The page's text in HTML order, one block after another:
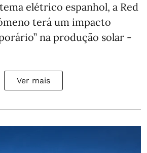
elétrico espanhol, a Red
terá um impacto
na produção solar -
Ver mais